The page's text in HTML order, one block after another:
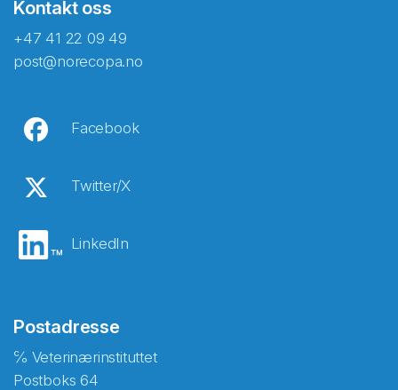
Kontakt oss
+47 41 22 09 49
post@norecopa.no
Facebook
Twitter/X
LinkedIn
Postadresse
℅ Veterinærinstituttet
Postboks 64